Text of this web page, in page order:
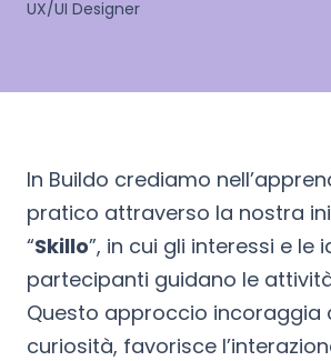
UX/UI Designer
In Buildo crediamo
pratico attraverso la nostra
“Skillo”, in cui gli interessi e le
partecipanti guidano le
Questo approccio incoraggia
curiosità, favorisce